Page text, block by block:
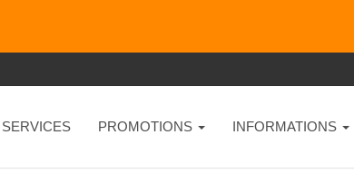
SERVICES PROMOTIONS INFORMATIONS